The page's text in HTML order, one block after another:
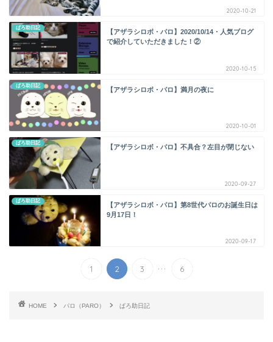
2020-10-21
ぱろ助日記
【アザラシロボ・パロ】2020/10/14・人気ブログ
で紹介していただきました！②
2020-10-15
ぱろ助日記
【アザラシロボ・パロ】満月の夜に
2020-10-01
ぱろ助日記
【アザラシロボ・パロ】不具合？左目が閉じない
2020-09-27
ぱろ助日記
【アザラシロボ・パロ】第8世代パロのお誕生日は
9月17日！
2020-09-17
1 2 3 ... 6
HOME パロ（PARO） ぱろ助日記